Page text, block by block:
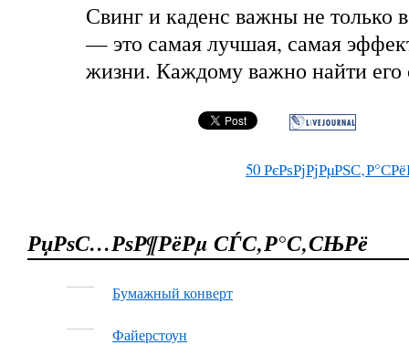
Свинг и каденс важны не только
— это самая лучшая, самая
жизни. Каждому важно найти его
50
РџРѕС…РѕР¶РёРµ СЃС‚Р°С‚СЊРё
Бумажный конверт
Файерстоун